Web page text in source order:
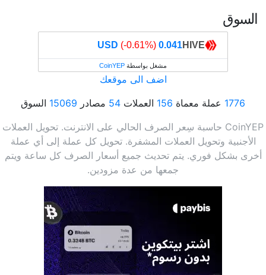
السوق
HIVE
0.041 USD
(‎-0.61%)
مشغل بواسطة CoinYEP
اضف الى موقعك
1776 عملة معماة 156 العملات 54 مصادر 15069 السوق
CoinYEP حاسبة سِعر الصرف الحالي على الانترنت. تحويل العملات
الأجنبية وتحويل العملات المشفرة. تحويل كل عملة إلى أي عملة
أخرى بشكل فوري. يتم تحديث جميع أسعار الصرف كل ساعة ويتم
جمعها من عدة مزودين.